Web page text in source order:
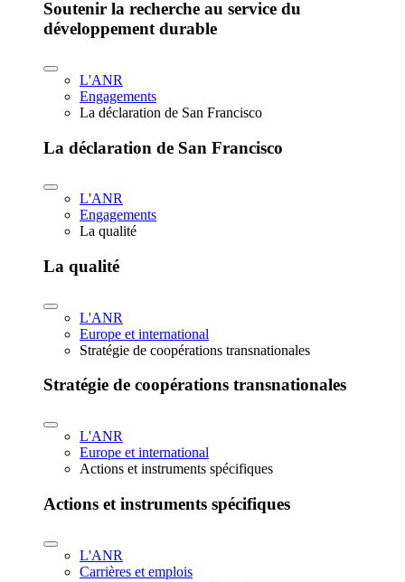
Soutenir la recherche au service du
développement durable
L'ANR
Engagements
La déclaration de San Francisco
La déclaration de San Francisco
L'ANR
Engagements
La qualité
La qualité
L'ANR
Europe et international
Stratégie de coopérations transnationales
Stratégie de coopérations transnationales
L'ANR
Europe et international
Actions et instruments spécifiques
Actions et instruments spécifiques
L'ANR
Carrières et emplois